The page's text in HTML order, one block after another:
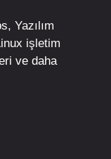
, Yazılım
işletim
ve daha